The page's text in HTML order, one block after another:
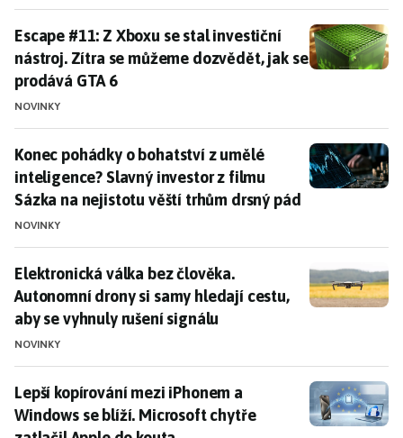
Escape #11: Z Xboxu se stal investiční nástroj. Zítra
Escape #11: Z Xboxu se stal investiční
nástroj. Zítra se můžeme dozvědět, jak se
prodává GTA 6
NOVINKY
Konec pohádky o bohatství z umělé inteligence?
Konec pohádky o bohatství z umělé
inteligence? Slavný investor z filmu
Sázka na nejistotu věští trhům drsný pád
NOVINKY
Elektronická válka bez člověka. Autonomní drony si
Elektronická válka bez člověka.
Autonomní drony si samy hledají cestu,
aby se vyhnuly rušení signálu
NOVINKY
Lepší kopírování mezi iPhonem a Windows se blíží.
Lepší kopírování mezi iPhonem a
Windows se blíží. Microsoft chytře